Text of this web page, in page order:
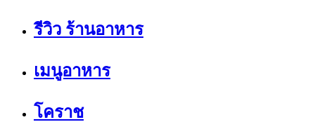
รีวิว ร้านอาหาร
เมนูอาหาร
โคราช